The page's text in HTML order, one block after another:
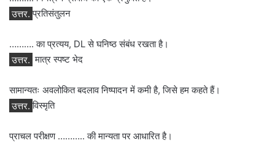
उत्तर. प्रतिसंतुलन
………. का प्रत्यय, DL से घनिष्ठ संबंध रखता है।
उत्तर. मात्र स्पष्ट भेद
सामान्यतः अवलोकित बदलाव निष्पादन में कमी है, जिसे हम कहते हैं।
उत्तर. विस्मृति
प्राचल परीक्षण ……….. की मान्यता पर आधारित है।